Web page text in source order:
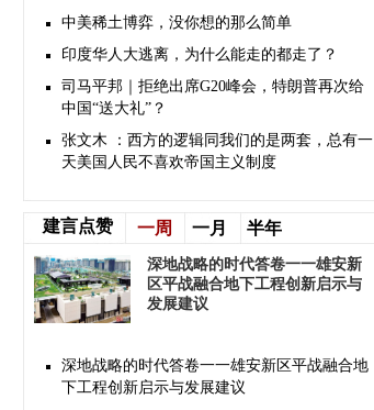
中美稀土博弈，没你想的那么简单
印度华人大逃离，为什么能走的都走了？
司马平邦｜拒绝出席G20峰会，特朗普再次给
中国“送大礼”？
张文木 ：西方的逻辑同我们的是两套，总有一
天美国人民不喜欢帝国主义制度
建言点赞 一周 一月 半年
深地战略的时代答卷一一雄安新
区平战融合地下工程创新启示与
发展建议
深地战略的时代答卷一一雄安新区平战融合地
下工程创新启示与发展建议